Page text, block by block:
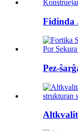
Fidinda
Pez-